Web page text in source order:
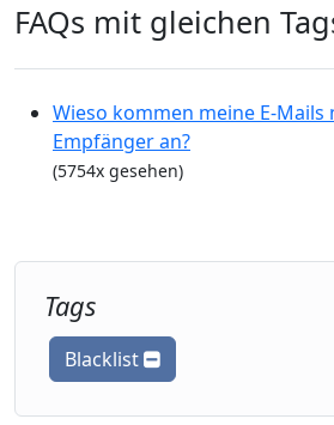
FAQs mit gleichen
Wieso kommen meine E-Mails
Empfänger an?
(5754x gesehen)
Tags
Blacklist